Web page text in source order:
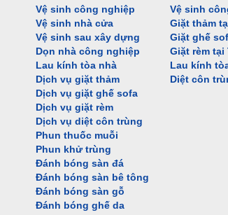
Vệ sinh công nghiệp
Vệ sinh nhà cửa
Vệ sinh sau xây dựng
Dọn nhà công nghiệp
Lau kính tòa nhà
Dịch vụ giặt thảm
Dịch vụ giặt ghế sofa
Dịch vụ giặt rèm
Dịch vụ diệt côn trùng
Phun thuốc muỗi
Phun khử trùng
Đánh bóng sàn đá
Đánh bóng sàn bê tông
Đánh bóng sàn gỗ
Đánh bóng ghế da
Vệ sinh
Giặt thảm
Giặt ghế
Giặt rèm tại
Lau kính
Diệt côn